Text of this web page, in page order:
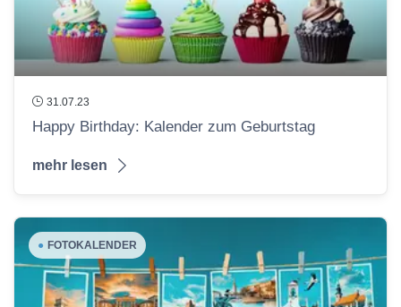
31.07.23
Happy Birthday: Kalender zum Geburtstag
mehr lesen
● FOTOKALENDER